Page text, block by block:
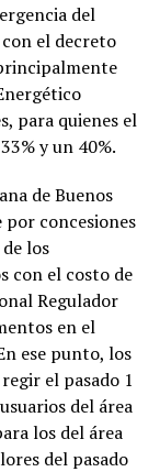
del
el decreto
para quienes el
y un 40%.
de Buenos
concesiones
los
con el costo de
Regulador
en el
ese punto, los
el pasado 1
del área
los del área
del pasado